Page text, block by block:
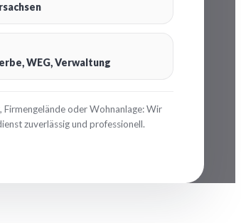
WEG, Verwaltung
Firmengelände oder Wohnanlage: Wir
zuverlässig und professionell.